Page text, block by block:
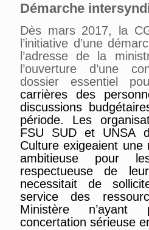
Démarche
Dès mars 2017, la
l’initiative d’une
l’adresse de la
l’ouverture d’une
dossier essentiel
carrières des
discussions
période. Les
FSU SUD et UNSA
Culture exigeaient une
ambitieuse pour
respectueuse de
necessitait de
service des
Ministère
concertation sérieuse